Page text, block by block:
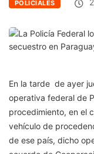
POLICIALES
En la tarde de ayer
operativa federal de
procedimiento, en el
vehículo de
de ese país, dicho